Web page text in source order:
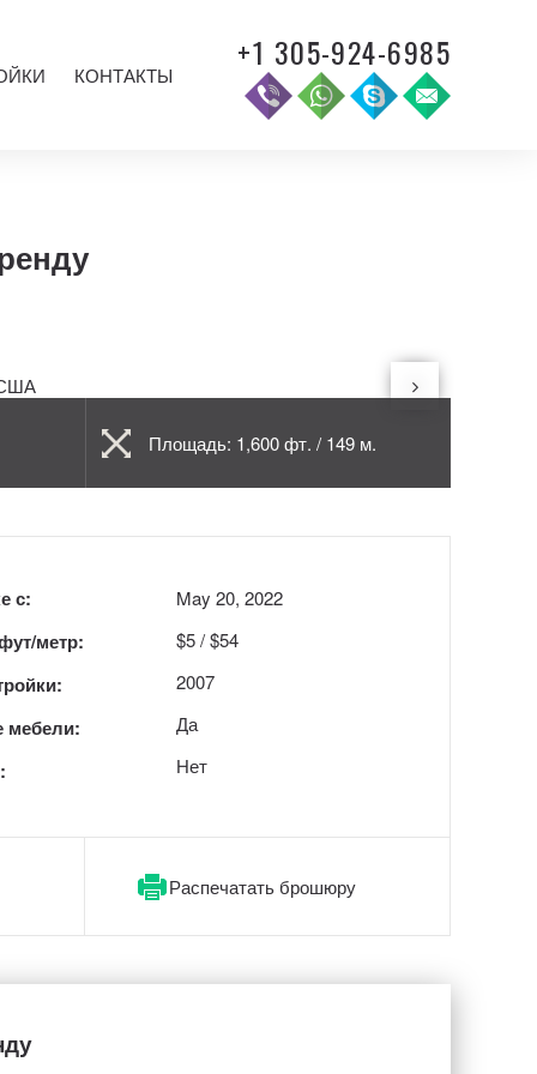
КОНТАКТЫ
+1 305-924-6985
Площадь: 1,600 фт. / 149 м.
с:
метр:
мебели:
May 20, 2022
$5 / $54
2007
Да
Нет
Распечатать брошюру